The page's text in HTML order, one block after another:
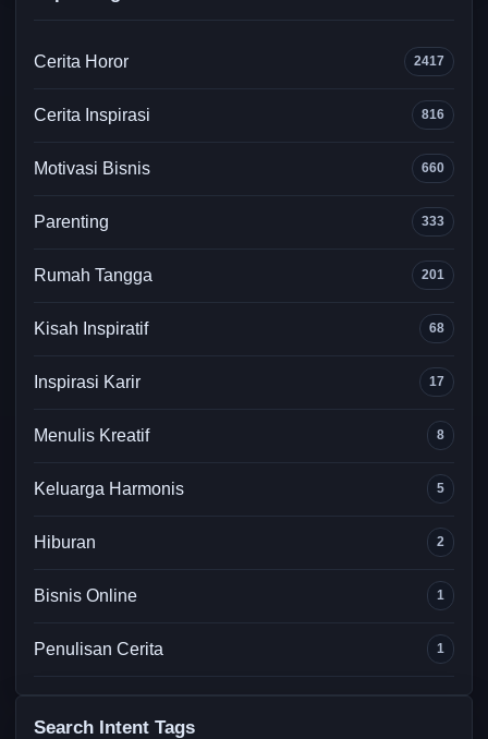
Cerita Horor 2417
Cerita Inspirasi 816
Motivasi Bisnis 660
Parenting 333
Rumah Tangga 201
Kisah Inspiratif 68
Inspirasi Karir 17
Menulis Kreatif 8
Keluarga Harmonis 5
Hiburan 2
Bisnis Online 1
Penulisan Cerita 1
Search Intent Tags